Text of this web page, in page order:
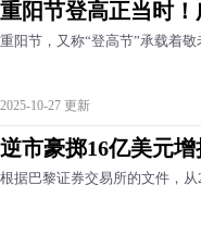
重阳节登高正当时！
重阳节，又称“登高节”承载着
2025-10-27 更新
逆市豪掷16亿美元
根据巴黎证券交易所的文件，